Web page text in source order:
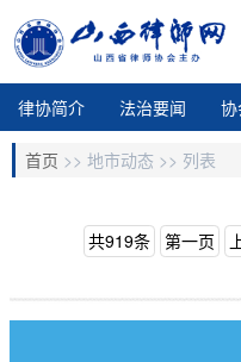
律协简介 法治要闻
地市动态
业务交流
首页 >> 地市动态 >> 列表
共919条 第一页